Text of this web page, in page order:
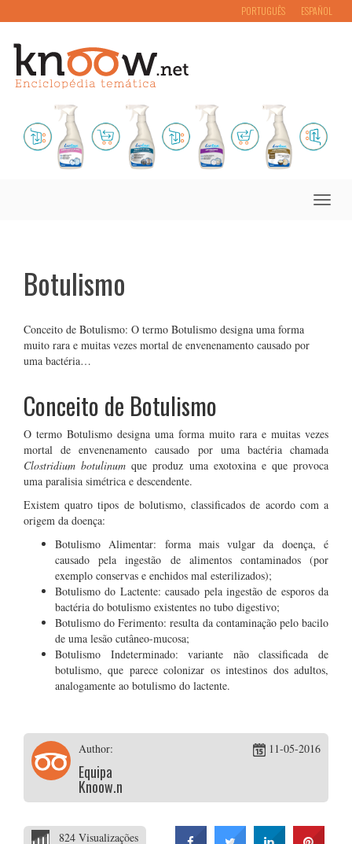
PORTUGUÊS ESPAÑOL
Toggle
Botulismo
Conceito de Botulismo: O termo Botulismo designa uma forma
muito rara e muitas vezes mortal de envenenamento causado por
uma bactéria…
Conceito de Botulismo
O termo Botulismo designa uma forma muito rara e muitas vezes
mortal de envenenamento causado por uma bactéria chamada
Clostridium botulinum que produz uma exotoxina e que provoca
uma paralisia simétrica e descendente.
Existem quatro tipos de bolutismo, classificados de acordo com a
origem da doença:
Botulismo Alimentar: forma mais vulgar da doença, é
causado pela ingestão de alimentos contaminados (por
exemplo conservas e enchidos mal esterilizados);
Botulismo do Lactente: causado pela ingestão de esporos da
bactéria do botulismo existentes no tubo digestivo;
Botulismo do Ferimento: resulta da contaminação pelo bacilo
de uma lesão cutâneo-mucosa;
Botulismo Indeterminado: variante não classificada de
botulismo, que parece colonizar os intestinos dos adultos,
analogamente ao botulismo do lactente.
Author:
Equipa
Knoow.net
11-05-2016
824 Visualizações